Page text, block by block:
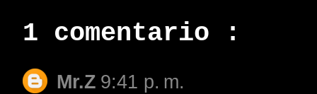
1 comentario :
Mr.Z 9:41 p. m.